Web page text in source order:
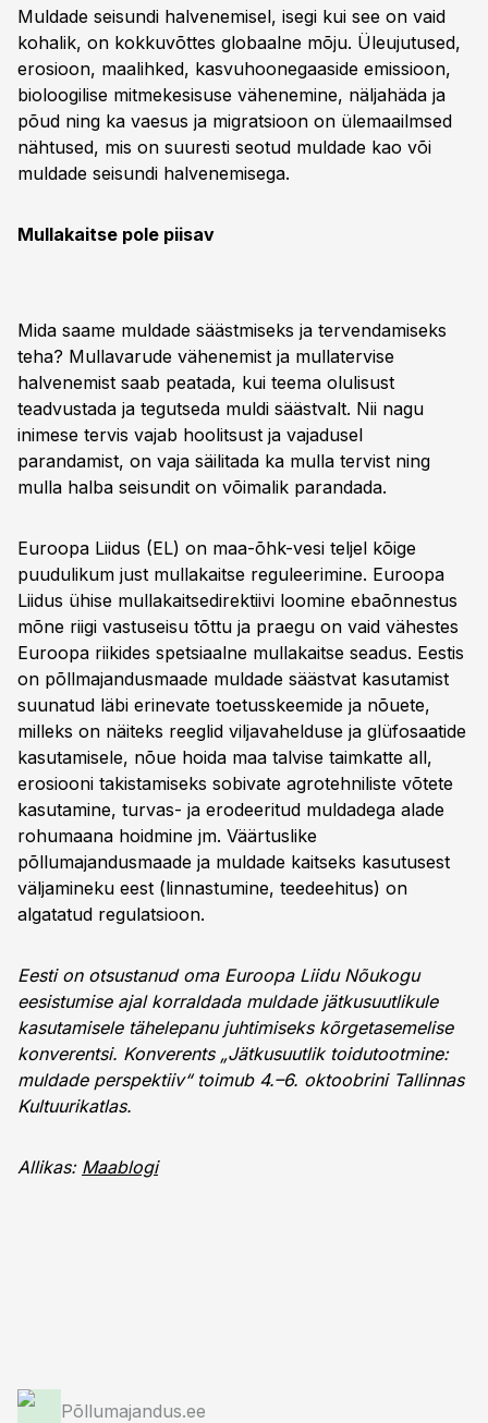
Muldade seisundi halvenemisel, isegi kui see on vaid
kohalik, on kokkuvõttes globaalne mõju. Üleujutused,
erosioon, maalihked, kasvuhoonegaaside emissioon,
bioloogilise mitmekesisuse vähenemine, näljahäda ja
põud ning ka vaesus ja migratsioon on ülemaailmsed
nähtused, mis on suuresti seotud muldade kao või
muldade seisundi halvenemisega.
Mullakaitse pole piisav
Mida saame muldade säästmiseks ja tervendamiseks
teha? Mullavarude vähenemist ja mullatervise
halvenemist saab peatada, kui teema olulisust
teadvustada ja tegutseda muldi säästvalt. Nii nagu
inimese tervis vajab hoolitsust ja vajadusel
parandamist, on vaja säilitada ka mulla tervist ning
mulla halba seisundit on võimalik parandada.
Euroopa Liidus (EL) on maa-õhk-vesi teljel kõige
puudulikum just mullakaitse reguleerimine. Euroopa
Liidus ühise mullakaitsedirektiivi loomine ebaõnnestus
mõne riigi vastuseisu tõttu ja praegu on vaid vähestes
Euroopa riikides spetsiaalne mullakaitse seadus. Eestis
on põllmajandusmaade muldade säästvat kasutamist
suunatud läbi erinevate toetusskeemide ja nõuete,
milleks on näiteks reeglid viljavahelduse ja glüfosaatide
kasutamisele, nõue hoida maa talvise taimkatte all,
erosiooni takistamiseks sobivate agrotehniliste võtete
kasutamine, turvas- ja erodeeritud muldadega alade
rohumaana hoidmine jm. Väärtuslike
põllumajandusmaade ja muldade kaitseks kasutusest
väljamineku eest (linnastumine, teedeehitus) on
algatatud regulatsioon.
Eesti on otsustanud oma Euroopa Liidu Nõukogu
eesistumise ajal korraldada muldade jätkusuutlikule
kasutamisele tähelepanu juhtimiseks kõrgetasemelise
konverentsi. Konverents „Jätkusuutlik toidutootmine:
muldade perspektiiv“ toimub 4.–6. oktoobrini Tallinnas
Kultuurikatlas.
Allikas: Maablogi
Põllumajandus.ee